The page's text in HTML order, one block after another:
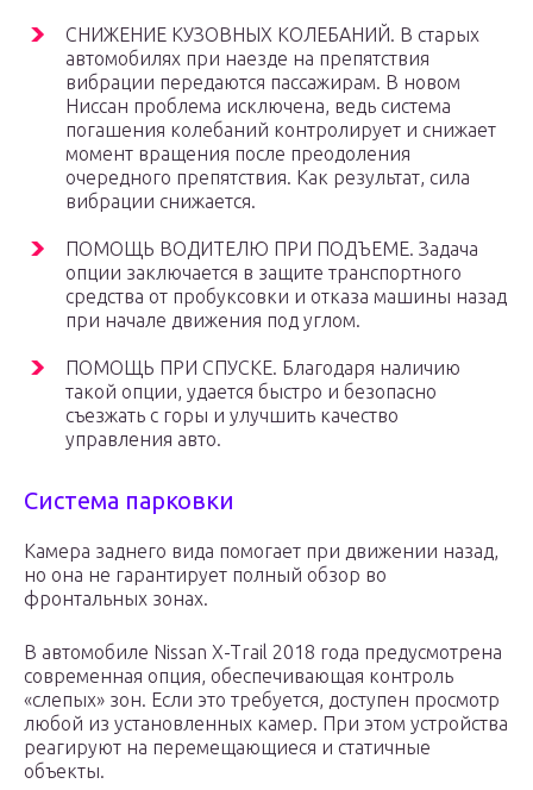
СНИЖЕНИЕ КУЗОВНЫХ КОЛЕБАНИЙ. В старых
автомобилях при наезде на препятствия
вибрации передаются пассажирам. В новом
Ниссан проблема исключена, ведь система
погашения колебаний контролирует и снижает
момент вращения после преодоления
очередного препятствия. Как результат, сила
вибрации снижается.
ПОМОЩЬ ВОДИТЕЛЮ ПРИ ПОДЪЕМЕ. Задача
опции заключается в защите транспортного
средства от пробуксовки и отказа машины назад
при начале движения под углом.
ПОМОЩЬ ПРИ СПУСКЕ. Благодаря наличию
такой опции, удается быстро и безопасно
съезжать с горы и улучшить качество
управления авто.
Система парковки
Камера заднего вида помогает при движении назад,
но она не гарантирует полный обзор во
фронтальных зонах.
В автомобиле Nissan X-Trail 2018 года предусмотрена
современная опция, обеспечивающая контроль
«слепых» зон. Если это требуется, доступен просмотр
любой из установленных камер. При этом устройства
реагируют на перемещающиеся и статичные
объекты.